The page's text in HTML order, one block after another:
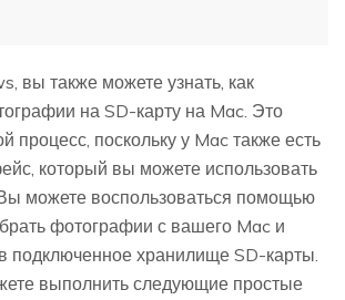
вы также можете узнать, как
на SD-карту на Mac. Это
процесс, поскольку у Mac также есть
который вы можете использовать
можете воспользоваться помощью
фотографии с вашего Mac и
подключенное хранилище SD-карты.
выполнить следующие простые